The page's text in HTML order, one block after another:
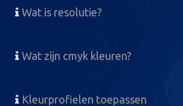
Wat is resolutie?
Wat zijn cmyk kleuren?
Kleurprofielen toepassen